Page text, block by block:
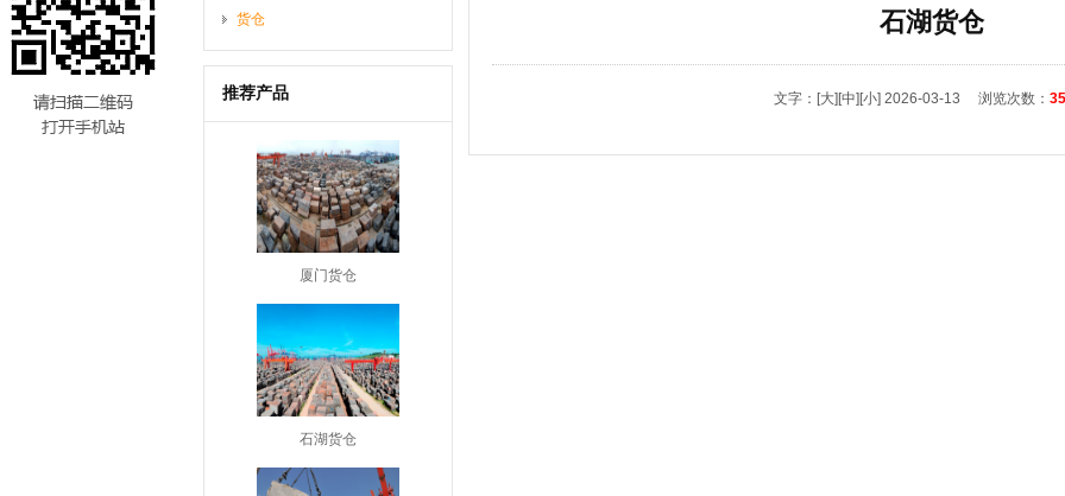
货仓
推荐产品
厦门货仓
石湖货仓
石湖货仓
文字： [大] [中] [小] 2026-03-13 浏览次数：